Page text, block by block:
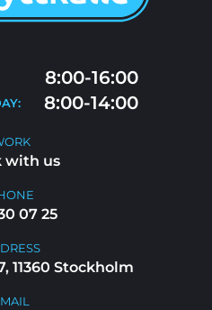
TIPS
WITH US
8:00-16:00
8:00-14:00
with us
07 25
11360 Stockholm